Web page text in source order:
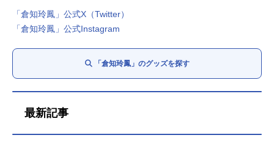
「倉知玲鳳」公式X（Twitter）
「倉知玲鳳」公式Instagram
「倉知玲鳳」のグッズを探す
最新記事